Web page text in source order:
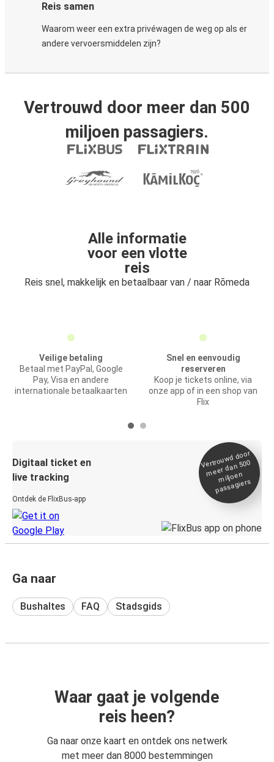
Reis samen
Waarom weer een extra privéwagen de weg op als er
andere vervoersmiddelen zijn?
Vertrouwd door meer dan 500
miljoen passagiers.
Alle informatie
voor een vlotte
reis
Reis snel, makkelijk en betaalbaar van / naar Rõmeda
Veilige betaling
Betaal met PayPal, Google
Pay, Visa en andere
internationale betaalkaarten
Snel en eenvoudig
reserveren
Koop je tickets online, via
onze app of in een shop van
Flix
Digitaal ticket en
live tracking
Ontdek de FlixBus-app
Vertrou
wd door
meer dan 500
miljoen
passagiers
Ga naar
Bushaltes FAQ Stadsgids
Waar gaat je volgende
reis heen?
Ga naar onze kaart en ontdek ons netwerk
met meer dan 8000 bestemmingen